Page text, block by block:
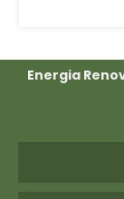
Energia